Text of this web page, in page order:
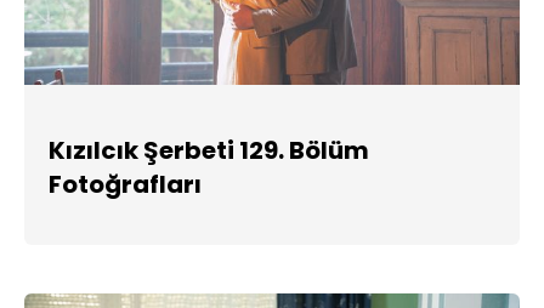
Kızılcık Şerbeti 129. Bölüm
Fotoğrafları